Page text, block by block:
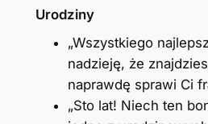
Urodziny
„Wszystkiego
nadzieję, że
naprawdę sprawi Ci
„Sto lat! Niech ten